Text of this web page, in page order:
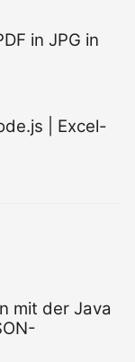
in JPG in
| Excel-
mit der Java